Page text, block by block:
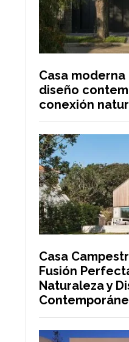
Casa moderna
diseño
conexión
Casa
Fusión
Naturaleza y